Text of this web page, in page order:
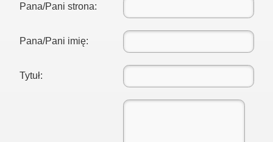
Pana/Pani strona:
Pana/Pani imię:
Tytuł: